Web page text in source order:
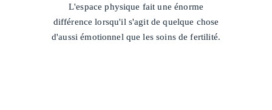
L'espace physique fait une énorme
différence lorsqu'il s'agit de quelque chose
d'aussi émotionnel que les soins de fertilité.